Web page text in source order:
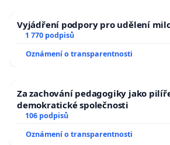
Vyjádření podpory pro udělení
1 770 podpisů
Oznámení o transparentnosti
Za zachování pedagogiky jako
demokratické společnosti
106 podpisů
Oznámení o transparentnosti